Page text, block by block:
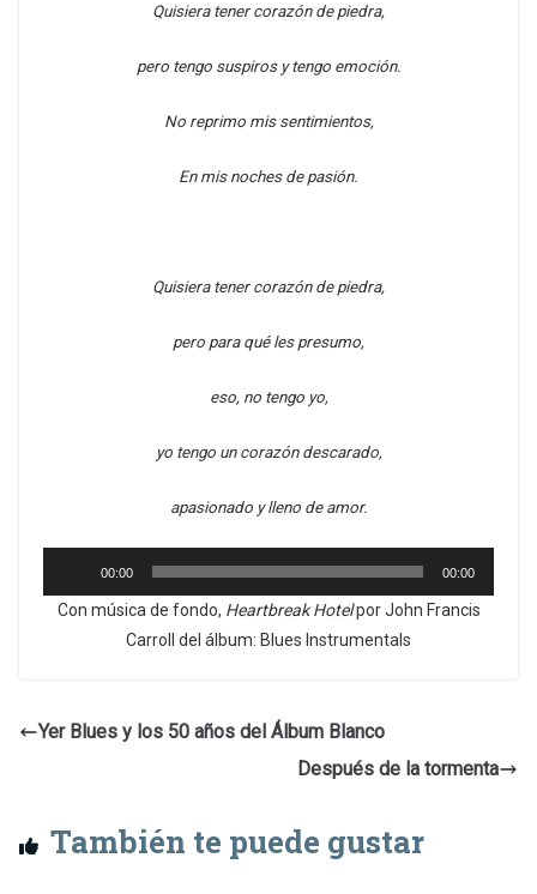
Quisiera tener corazón de piedra,
pero tengo suspiros y tengo emoción.
No reprimo mis sentimientos,
En mis noches de pasión.
Quisiera tener corazón de piedra,
pero para qué les presumo,
eso, no tengo yo,
yo tengo un corazón descarado,
apasionado y lleno de amor.
de
00:00 00:00
Con música de fondo, Heartbreak Hotelpor John Francis
Carroll del álbum: Blues Instrumentals
Yer Blues y los 50 años del Álbum Blanco
Después de la tormenta
También te puede gustar